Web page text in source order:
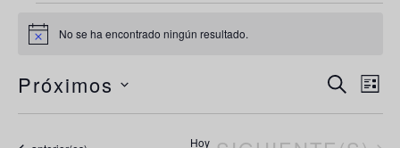
Aviso No se ha encontrado ningún resultado.
de
BUSCAR
Próximos
Selecciona
la
Hoy